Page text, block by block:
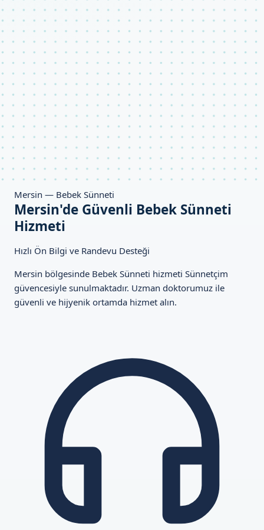
Mersin — Bebek Sünneti
Mersin'de Güvenli Bebek Sünneti
Hizmeti
Hızlı Ön Bilgi ve Randevu Desteği
Mersin bölgesinde Bebek Sünneti hizmeti Sünnetçim
güvencesiyle sunulmaktadır. Uzman doktorumuz ile
güvenli ve hijyenik ortamda hizmet alın.